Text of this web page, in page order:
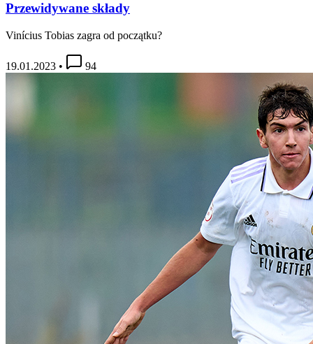
Przewidywane składy
Vinícius Tobias zagra od początku?
19.01.2023 • 94